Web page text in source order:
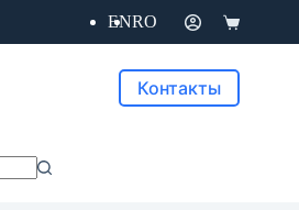
ENRO Корзина
Контакты